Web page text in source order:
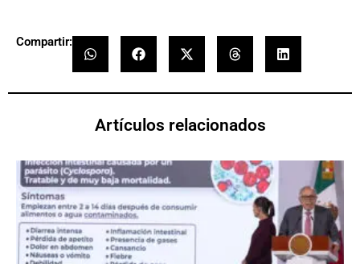
Compartir:
Artículos relacionados